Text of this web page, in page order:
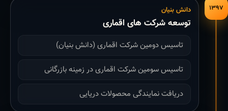
۱۳۹۷ دانش بنیان
توسعه شرکت های اقماری
تاسیس دومین شرکت اقماری (دانش بنیان)
تاسیس سومین شرکت اقماری در زمینه بازرگانی
دریافت نمایندگی محصولات دریایی